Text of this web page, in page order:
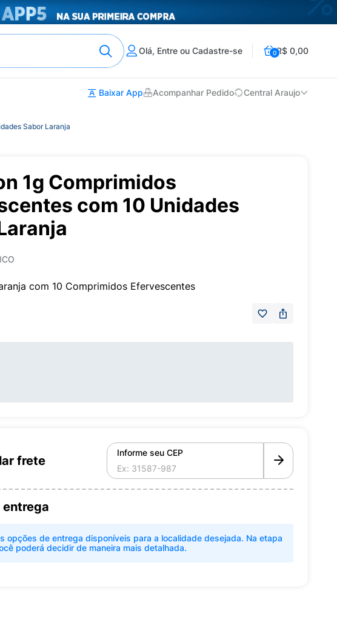
Olá, Entre ou Cadastre-se 0R$ 0,00
Baixar App Acompanhar Pedido Central Araujo
Sabor Laranja
1g Comprimidos
com 10 Unidades
com 10 Comprimidos Efervescentes
frete
Informe seu CEP
entrega
opções de entrega disponíveis para a localidade desejada. Na etapa
poderá decidir de maneira mais detalhada.